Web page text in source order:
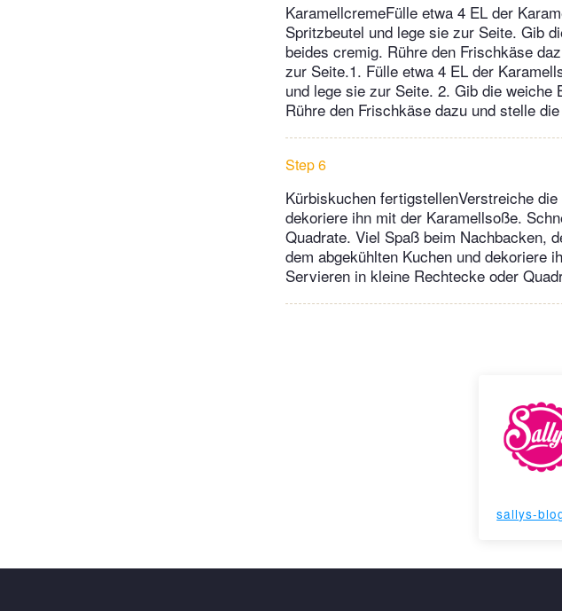
KaramellcremeFülle etwa 4 EL der
Spritzbeutel und lege sie zur Seite. Gib
beides cremig. Rühre den Frischkäse
zur Seite.1. Fülle etwa 4 EL der
und lege sie zur Seite. 2. Gib die
Rühre den Frischkäse dazu und stelle
Step 6
Kürbiskuchen fertigstellenVerstreiche
dekoriere ihn mit der Karamellsoße.
Quadrate. Viel Spaß beim Nachbacken,
dem abgekühlten Kuchen und dekoriere
Servieren in kleine Rechtecke oder
sallys-